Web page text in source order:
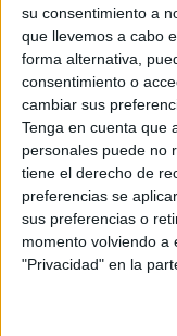
su consentimiento a
que llevemos a cabo
forma alternativa,
consentimiento o
cambiar sus
Tenga en cuenta que
personales puede no
tiene el derecho de
preferencias se
sus preferencias o
momento volviendo a
"Privacidad" en la
el corazón de
competir en los
1988.
De los
dirigida por
cuenta en su
Eddie el Águilase
cines.